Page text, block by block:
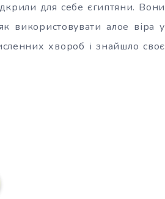
для себе єгиптяни. Вони
використовувати алое віра у
хвороб і знайшло своє